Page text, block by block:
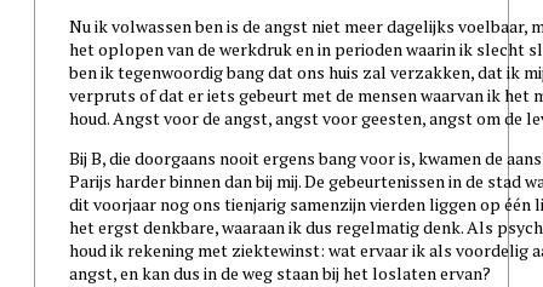
Nu ik volwassen ben is de angst niet meer dagelijks voelbaar,
het oplopen van de werkdruk en in perioden waarin ik slecht
ben ik tegenwoordig bang dat ons huis zal verzakken, dat ik
verpruts of dat er iets gebeurt met de mensen waarvan ik het
houd. Angst voor de angst, angst voor geesten, angst om de
Bij B, die doorgaans nooit ergens bang voor is, kwamen de
Parijs harder binnen dan bij mij. De gebeurtenissen in de stad
dit voorjaar nog ons tienjarig samenzijn vierden liggen op één
het ergst denkbare, waaraan ik dus regelmatig denk. Als
houd ik rekening met ziektewinst: wat ervaar ik als voordelig
angst, en kan dus in de weg staan bij het loslaten ervan?